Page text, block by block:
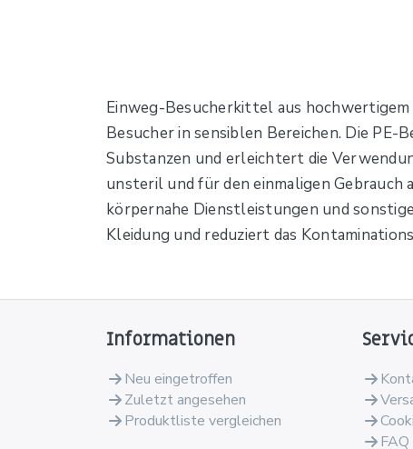
Einweg-Besucherkittel aus
Besucher in sensiblen Bereichen. Die
Substanzen und erleichtert die
unsteril und für den einmaligen
körpernahe Dienstleistungen und
Kleidung und reduziert das
Informationen
Neu eingetroffen
Zuletzt angesehen
Produktliste vergleichen
FAQ